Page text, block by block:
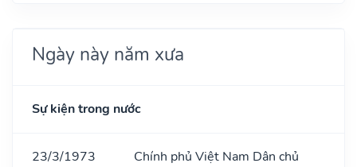
Ngày này năm xưa
Sự kiện trong nước
23/3/1973
Chính phủ Việt Nam Dân chủ